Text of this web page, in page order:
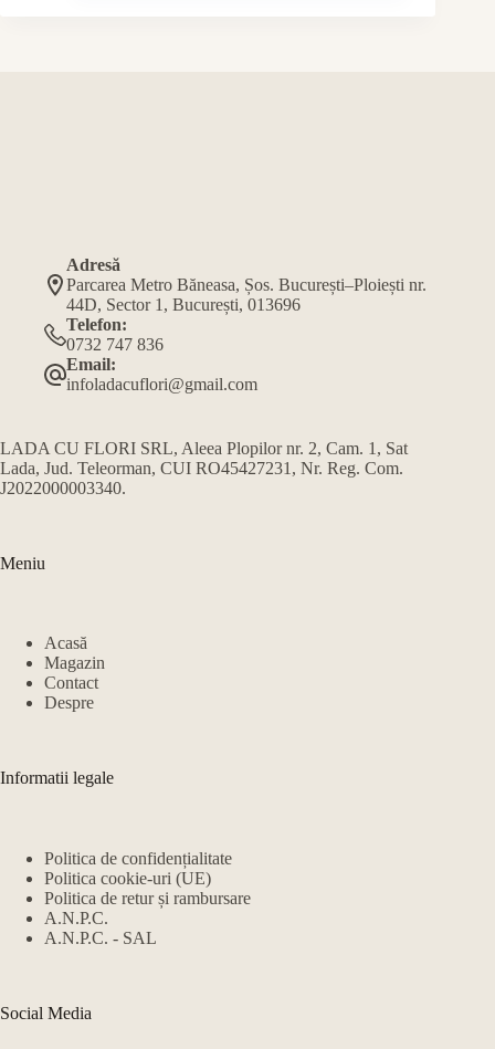
Adresă
Parcarea Metro Băneasa, Șos. București–Ploiești nr.
44D, Sector 1, București, 013696
Telefon:
0732 747 836
Email:
infoladacuflori@gmail.com
LADA CU FLORI SRL, Aleea Plopilor nr. 2, Cam. 1, Sat
Lada, Jud. Teleorman, CUI RO45427231, Nr. Reg. Com.
J2022000003340.
Meniu
Acasă
Magazin
Contact
Despre
Informatii legale
Politica de confidențialitate
Politica cookie-uri (UE)
Politica de retur și rambursare
A.N.P.C.
A.N.P.C. - SAL
Social Media